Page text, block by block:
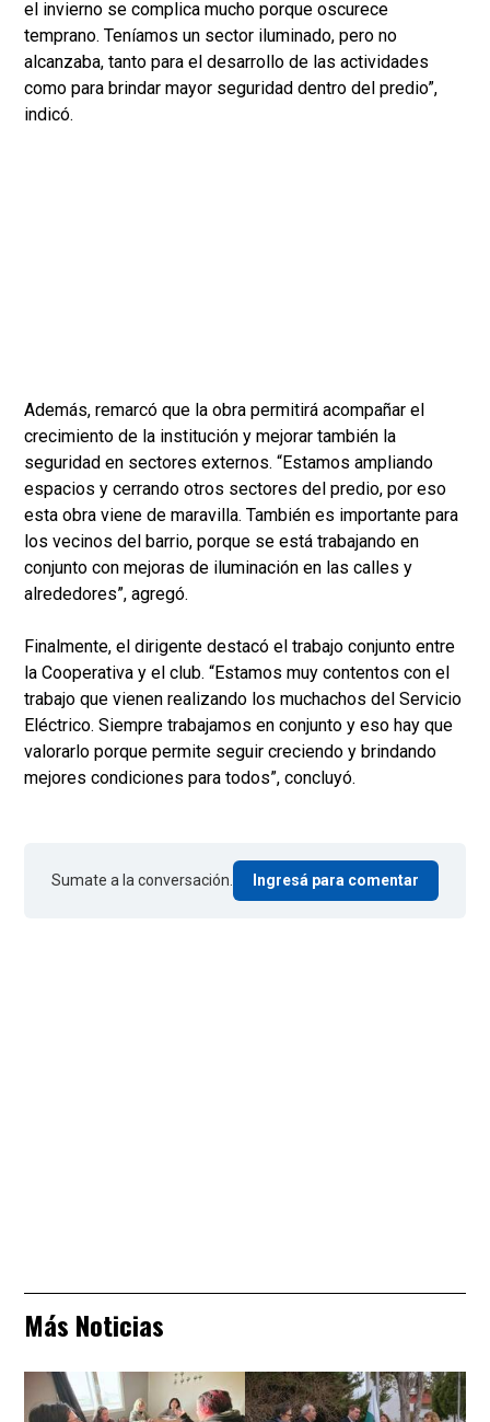
el invierno se complica mucho porque oscurece
temprano. Teníamos un sector iluminado, pero no
alcanzaba, tanto para el desarrollo de las actividades
como para brindar mayor seguridad dentro del predio”,
indicó.
Además, remarcó que la obra permitirá acompañar el
crecimiento de la institución y mejorar también la
seguridad en sectores externos. “Estamos ampliando
espacios y cerrando otros sectores del predio, por eso
esta obra viene de maravilla. También es importante para
los vecinos del barrio, porque se está trabajando en
conjunto con mejoras de iluminación en las calles y
alrededores”, agregó.
Finalmente, el dirigente destacó el trabajo conjunto entre
la Cooperativa y el club. “Estamos muy contentos con el
trabajo que vienen realizando los muchachos del Servicio
Eléctrico. Siempre trabajamos en conjunto y eso hay que
valorarlo porque permite seguir creciendo y brindando
mejores condiciones para todos”, concluyó.
Sumate a la conversación. Ingresá para comentar
Más Noticias